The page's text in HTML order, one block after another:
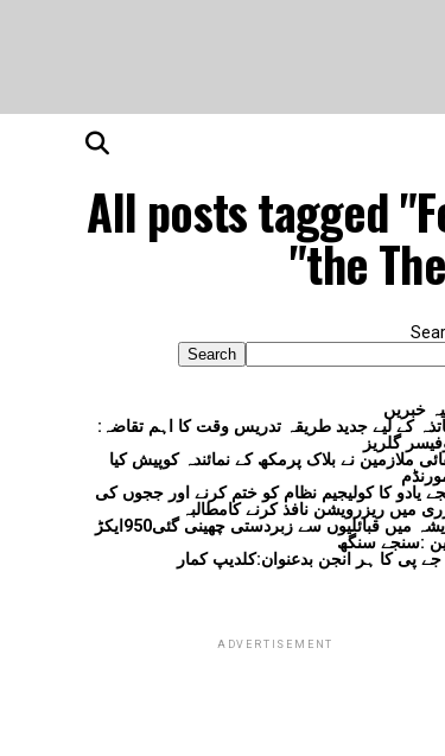
All posts tagged
the
Search
خبریں
کے لیے جدید طریقہ تدریس وقت کا اہم تقاضہ:
گلریز
ملازمین نے بلاک پرمکھ کے نمائندہ کوپیش کیا
یادو کا کولیجیم نظام کو ختم کرنے اور ججوں کی
میں ریزرویشن نافذ کرنے کامطالبہ
اوڈیشہ میں قبائلیوں سے زبردستی چھینی گئی950ایکڑ
:سنجے سنگھ
پی کا ہر انجن بدعنوان:کلدیپ کمار
ADVERTISEMENT